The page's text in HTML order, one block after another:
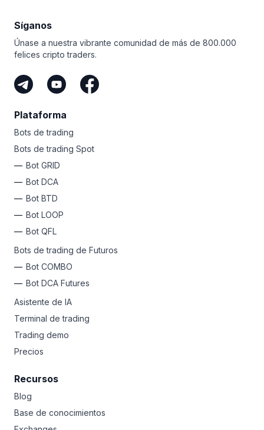
llevas dentro?
garantizan que se sienta seguro manejando sus fondos
de criptomonedas con nosotros.
Síganos
Únase a nuestra vibrante comunidad de más de 800.000
felices cripto traders.
Plataforma
Bots de trading
Bots de trading Spot
Bot GRID
Bot DCA
Bot BTD
Bot LOOP
Bot QFL
Bots de trading de Futuros
Bot COMBO
Bot DCA Futures
Asistente de IA
Terminal de trading
Trading demo
Precios
Recursos
Blog
Base de conocimientos